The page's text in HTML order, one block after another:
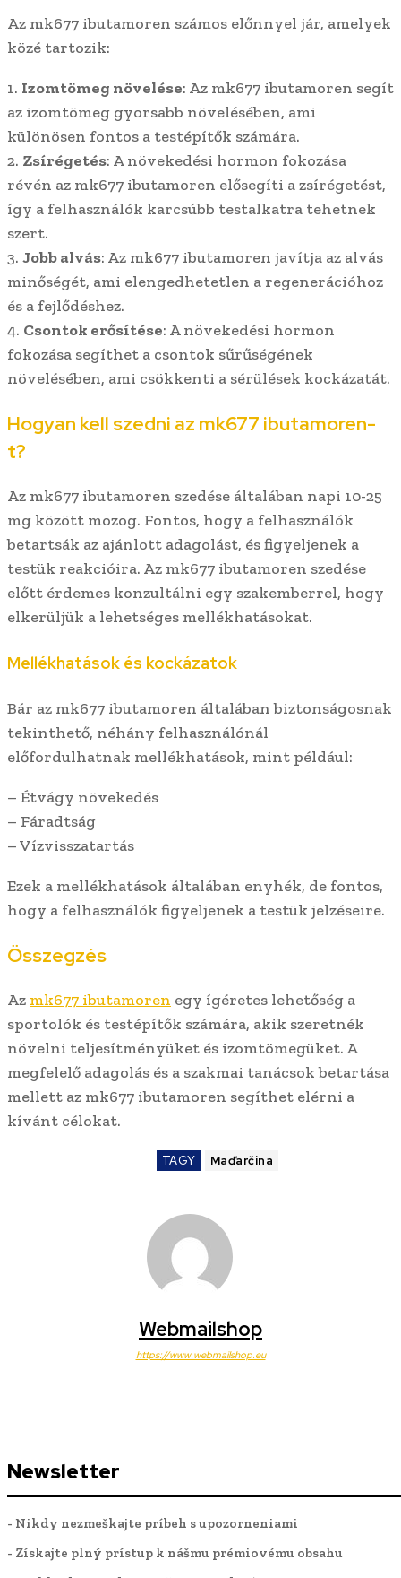
Az mk677 ibutamoren számos előnnyel jár, amelyek
közé tartozik:
1. Izomtömeg növelése: Az mk677 ibutamoren segít
az izomtömeg gyorsabb növelésében, ami
különösen fontos a testépítők számára.
2. Zsírégetés: A növekedési hormon fokozása
révén az mk677 ibutamoren elősegíti a zsírégetést,
így a felhasználók karcsúbb testalkatra tehetnek
szert.
3. Jobb alvás: Az mk677 ibutamoren javítja az alvás
minőségét, ami elengedhetetlen a regenerációhoz
és a fejlődéshez.
4. Csontok erősítése: A növekedési hormon
fokozása segíthet a csontok sűrűségének
növelésében, ami csökkenti a sérülések kockázatát.
Hogyan kell szedni az mk677 ibutamoren-
t?
Az mk677 ibutamoren szedése általában napi 10-25
mg között mozog. Fontos, hogy a felhasználók
betartsák az ajánlott adagolást, és figyeljenek a
testük reakcióira. Az mk677 ibutamoren szedése
előtt érdemes konzultálni egy szakemberrel, hogy
elkerüljük a lehetséges mellékhatásokat.
Mellékhatások és kockázatok
Bár az mk677 ibutamoren általában biztonságosnak
tekinthető, néhány felhasználónál
előfordulhatnak mellékhatások, mint például:
– Étvágy növekedés
– Fáradtság
– Vízvisszatartás
Ezek a mellékhatások általában enyhék, de fontos,
hogy a felhasználók figyeljenek a testük jelzéseire.
Összegzés
Az mk677 ibutamoren egy ígéretes lehetőség a
sportolók és testépítők számára, akik szeretnék
növelni teljesítményüket és izomtömegüket. A
megfelelő adagolás és a szakmai tanácsok betartása
mellett az mk677 ibutamoren segíthet elérni a
kívánt célokat.
TAGY Maďarčina
Webmailshop
https://www.webmailshop.eu
Newsletter
- Nikdy nezmeškajte príbeh s upozorneniami
- Získajte plný prístup k nášmu prémiovému obsahu